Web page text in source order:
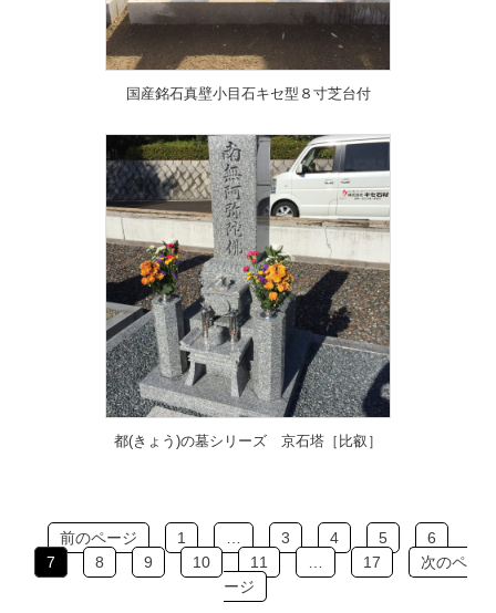
国産銘石真壁小目石キセ型８寸芝台付
都(きょう)の墓シリーズ 京石塔［比叡］
前のページ 1 3 4 5
6
7
8 9 10 11 17
次のペ
ージ